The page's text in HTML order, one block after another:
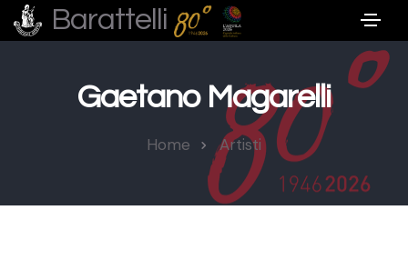
Barattelli
Gaetano Magarelli
Home Artisti